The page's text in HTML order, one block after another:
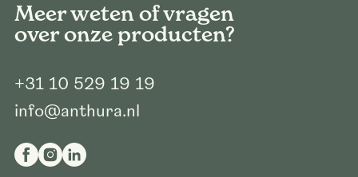
Meer weten of vragen
over onze producten?
+31 10 529 19 19
info@anthura.nl